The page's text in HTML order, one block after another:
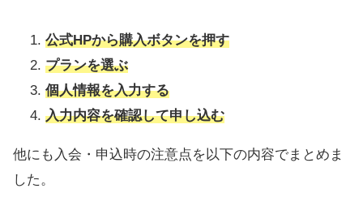
公式HPから購入ボタンを押す
プランを選ぶ
個人情報を入力する
入力内容を確認して申し込む
他にも入会・申込時の注意点を以下の内容でまとめま
した。